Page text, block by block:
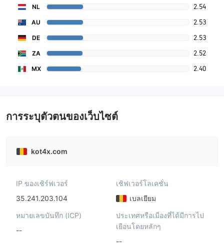
NL 2.54
AU 2.53
DE 2.53
ZA 2.52
MX 2.40
การระบุตัวตนของเว็บไซต์
kot4x.com
IP ของเซิร์ฟเวอร์
35.241.203.104
เซิฟเวอร์โลเคชั่น
เบลเยียม
หมายเลขบันทึก (ICP)
--
ประเทศหรือเมืองที่ได้มีการไป
เยือนโดยหลักๆ
--